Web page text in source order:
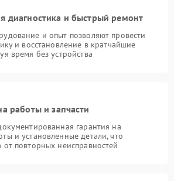
диагностика и быстрый ремонт
и опыт позволяют провести
и восстановление в кратчайшие
время без устройства
работы и запчасти
гарантия на
и установленные детали, что
повторных неисправностей